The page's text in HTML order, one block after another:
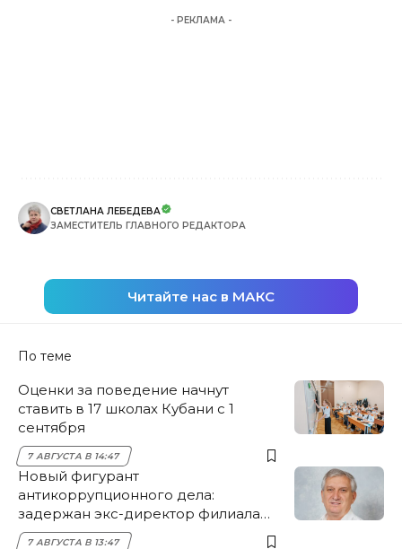
- РЕКЛАМА -
СВЕТЛАНА ЛЕБЕДЕВА
ЗАМЕСТИТЕЛЬ ГЛАВНОГО РЕДАКТОРА
Читайте нас в МАКС
По теме
Оценки за поведение начнут
ставить в 17 школах Кубани с 1
сентября
7 АВГУСТА В 14:47
Новый фигурант
антикоррупционного дела:
задержан экс-директор филиала
НЭСК Крымска
7 АВГУСТА В 13:47